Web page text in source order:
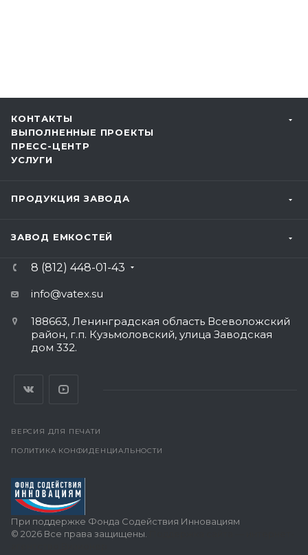
КОНТАКТЫ
ВЫПОЛНЕННЫЕ ПРОЕКТЫ
ПРЕСС-ЦЕНТР
УСЛУГИ
ПРОДУКЦИЯ ЗАВОДА
ЗАВОД ЕМКОСТЕЙ
8 (812) 448-01-43
info@vatex.su
188663, Ленинградская область Всеволожский
район, г.п. Кузьмоловский, улица Заводская
дом 332.
ВЕРСИЯ ДЛЯ ПЕЧАТИ
ПОЛИТИКА КОНФИДЕНЦИАЛЬНОСТИ
При поддержке Фонда Содействия Инновациям
© 2026 Все права защищены.